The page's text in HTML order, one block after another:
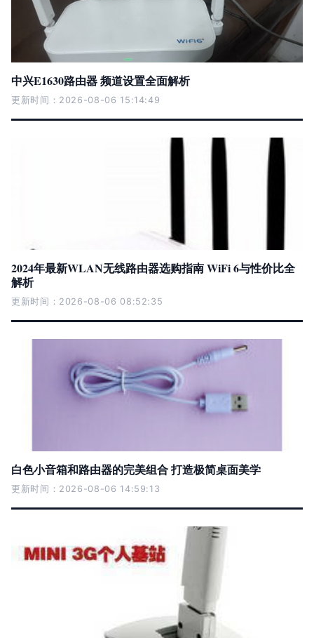
中兴E1630路由器 频道设置全面解析
更新时间：2026-08-06 15:14:49
2024年最新WLAN无线路由器选购指南 WiFi 6与性价比全
解析
更新时间：2026-08-06 08:52:35
白色小音箱和路由器的完美组合 打造极简桌面美学
更新时间：2026-08-06 14:59:13